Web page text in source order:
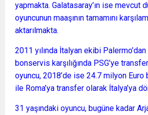
yapmakta. Galatasaray’ın ise mevcut
oyuncunun maaşının tamamını
aktarılmakta.
2011 yılında İtalyan ekibi
bonservis karşılığında PSG’ye
oyuncu, 2018’de ise 24.7 milyon
ile Roma’ya transfer olarak İtalya’ya
31 yaşındaki oyuncu, bugüne kadar